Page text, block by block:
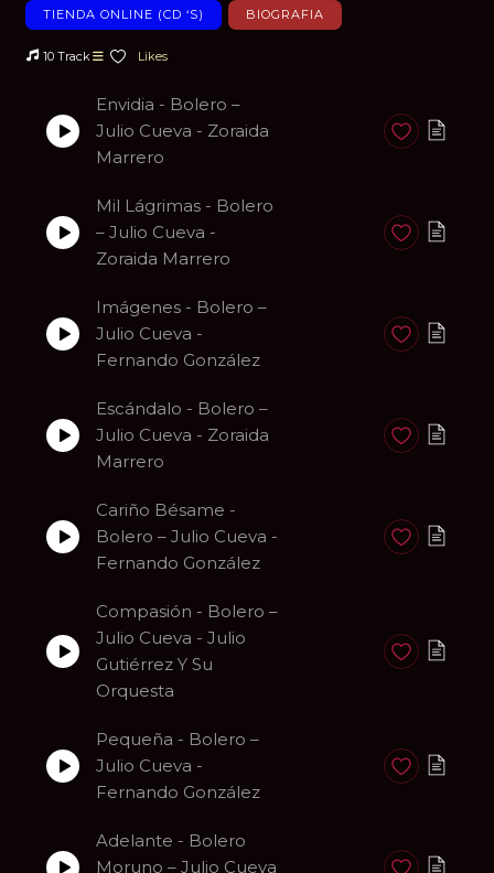
TIENDA ONLINE (CD ‘S) BIOGRAFIA
10 Track Likes
Envidia - Bolero –
Julio Cueva - Zoraida
Marrero
Anadir a
Mil Lágrimas - Bolero
– Julio Cueva -
Zoraida Marrero
Anadir a
Imágenes - Bolero –
Julio Cueva -
Fernando González
Anadir a
Escándalo - Bolero –
Julio Cueva - Zoraida
Marrero
Anadir a
Cariño Bésame -
Bolero – Julio Cueva -
Fernando González
Anadir a
Compasión - Bolero –
Julio Cueva - Julio
Gutiérrez Y Su
Orquesta
Anadir a
Pequeña - Bolero –
Julio Cueva -
Fernando González
Anadir a
Adelante - Bolero
Moruno – Julio Cueva